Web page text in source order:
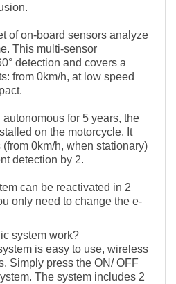
of on-board sensors analyze
This multi-sensor
detection and covers a
from 0km/h, at low speed
for 5 years, the
on the motorcycle. It
0km/h, when stationary)
detection by 2.
can be reactivated in 2
only need to change the e-
system work?
is easy to use, wireless
Simply press the ON/ OFF
The system includes 2